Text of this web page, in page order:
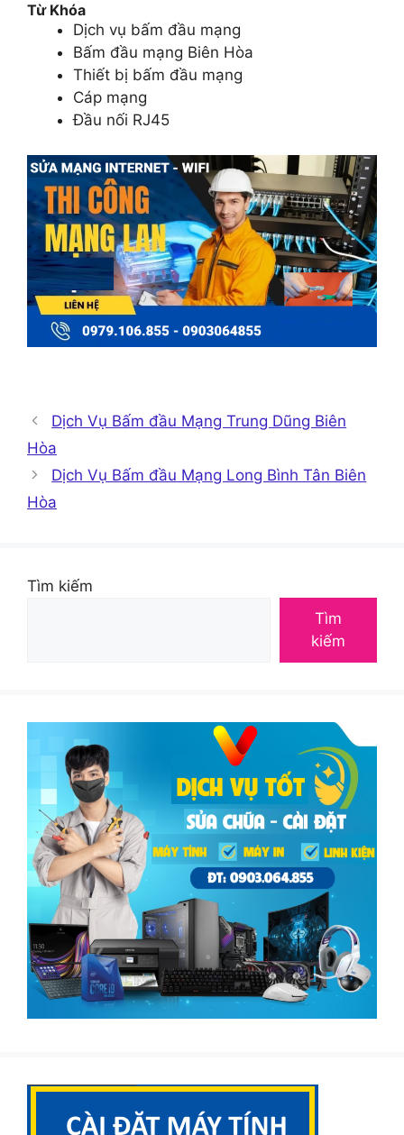
Từ Khóa
Dịch vụ bấm đầu mạng
Bấm đầu mạng Biên Hòa
Thiết bị bấm đầu mạng
Cáp mạng
Đầu nối RJ45
Dịch Vụ Bấm đầu Mạng Trung Dũng Biên
Hòa
Dịch Vụ Bấm đầu Mạng Long Bình Tân Biên
Hòa
Tìm kiếm
Tìm
kiếm